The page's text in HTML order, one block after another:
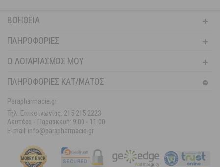
ΒΟΉΘΕΙΑ
ΠΛΗΡΟΦΟΡΊΕΣ
Ο ΛΟΓΑΡΙΑΣΜΌΣ ΜΟΥ
ΠΛΗΡΟΦΟΡΙΕΣ ΚΑΤ/ΜΑΤΟΣ
Parapharmacie.gr
Τηλ. Επικοινωνίας: 215 215 2223
Δευτέρα - Παρασκευή: 9:00 - 11:00
E-mail: info@parapharmacie.gr